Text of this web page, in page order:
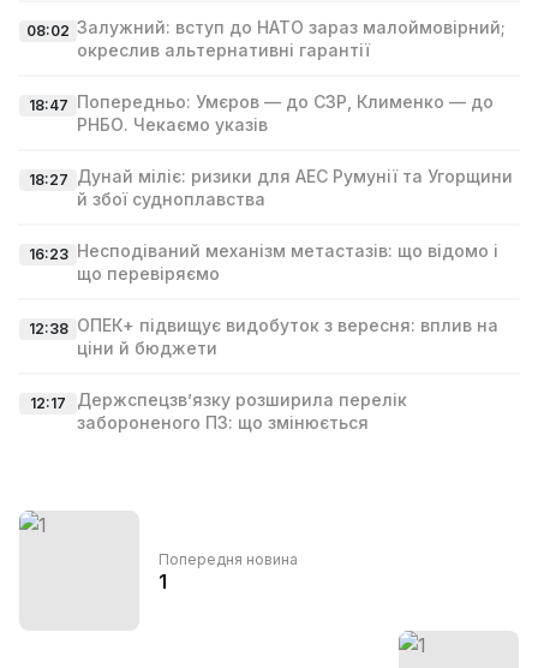
08:02 Залужний: вступ до НАТО зараз малоймовірний;
окреслив альтернативні гарантії
18:47 Попередньо: Умєров — до СЗР, Клименко — до
РНБО. Чекаємо указів
18:27 Дунай міліє: ризики для АЕС Румунії та Угорщини
й збої судноплавства
16:23 Несподіваний механізм метастазів: що відомо і
що перевіряємо
12:38 ОПЕК+ підвищує видобуток з вересня: вплив на
ціни й бюджети
12:17
Держспецзв’язку розширила перелік
забороненого ПЗ: що змінюється
Попередня новина
1